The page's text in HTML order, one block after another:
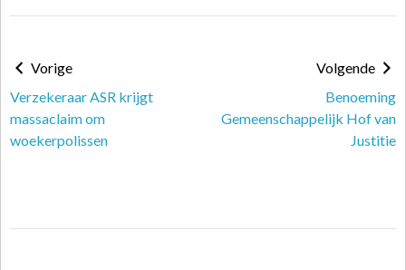
Vorige
Verzekeraar ASR krijgt
massaclaim om
woekerpolissen
Volgende
Benoeming
Gemeenschappelijk Hof van
Justitie